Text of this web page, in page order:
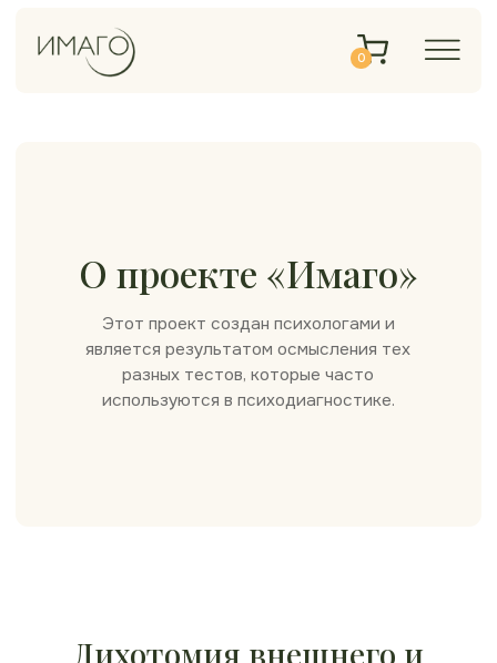
разных тестов, которые часто
используются в психодиагностике.